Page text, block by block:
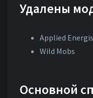
Удалены
Applied
Wild Mobs
Основной